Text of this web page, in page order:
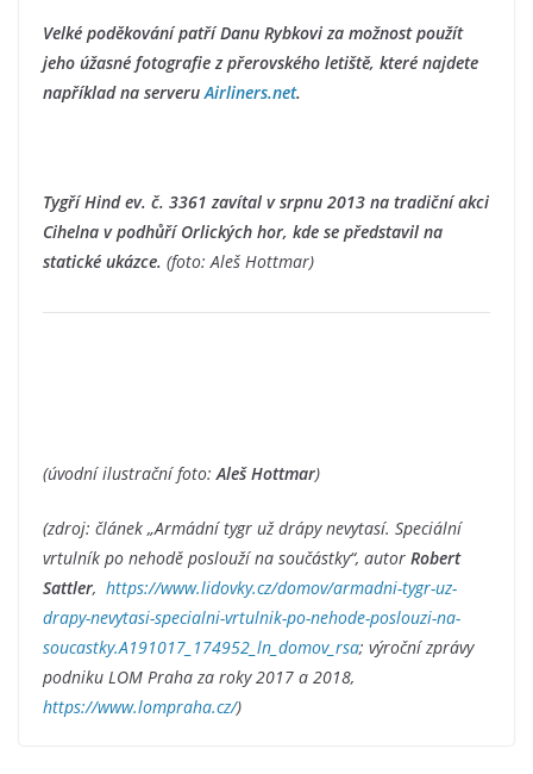
Velké poděkování patří Danu Rybkovi za možnost použít
jeho úžasné fotografie z přerovského letiště, které najdete
například na serveruAirliners.net.
Tygří Hind ev. č. 3361 zavítal v srpnu 2013 na tradiční akci
Cihelna v podhůří Orlických hor, kde se představil na
statické ukázce. (foto: Aleš Hottmar)
(úvodní ilustrační foto:Aleš Hottmar)
(zdroj: článek „Armádní tygr už drápy nevytasí. Speciální
vrtulník po nehodě poslouží na součástky“, autor Robert
Sattler, https://www.lidovky.cz/domov/armadni-tygr-uz-
drapy-nevytasi-specialni-vrtulnik-po-nehode-poslouzi-na-
soucastky.A191017_174952_ln_domov_rsa; výroční zprávy
podniku LOM Praha za roky 2017 a 2018,
https://www.lompraha.cz/)